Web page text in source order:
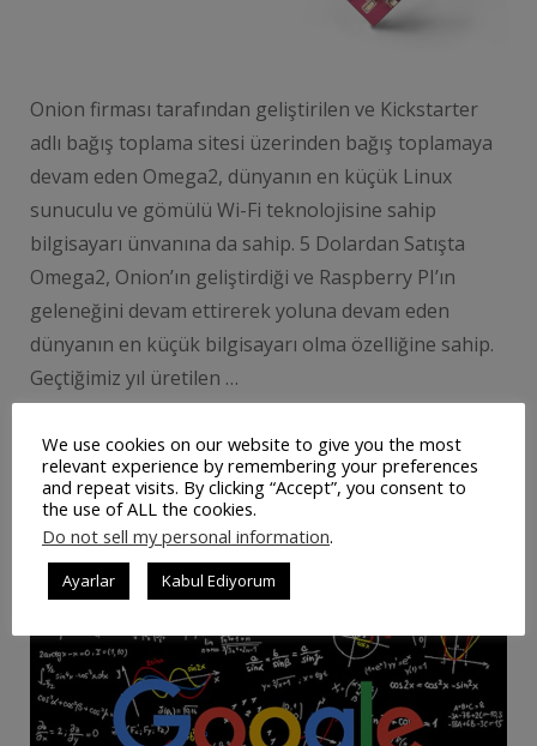
Onion firması tarafından geliştirilen ve Kickstarter
adlı bağış toplama sitesi üzerinden bağış toplamaya
devam eden Omega2, dünyanın en küçük Linux
sunuculu ve gömülü Wi-Fi teknolojisine sahip
bilgisayarı ünvanına da sahip. 5 Dolardan Satışta
Omega2, Onion’ın geliştirdiği ve Raspberry PI’ın
geleneğini devam ettirerek yoluna devam eden
dünyanın en küçük bilgisayarı olma özelliğine sahip.
Geçtiğimiz yıl üretilen …
DEVAMINI OKU
Google’dan Yeni İşletim Sistemi
Hazırlığı
We use cookies on our website to give you the most
relevant experience by remembering your preferences
and repeat visits. By clicking “Accept”, you consent to
the use of ALL the cookies.
Do not sell my personal information.
Ayarlar Kabul Ediyorum